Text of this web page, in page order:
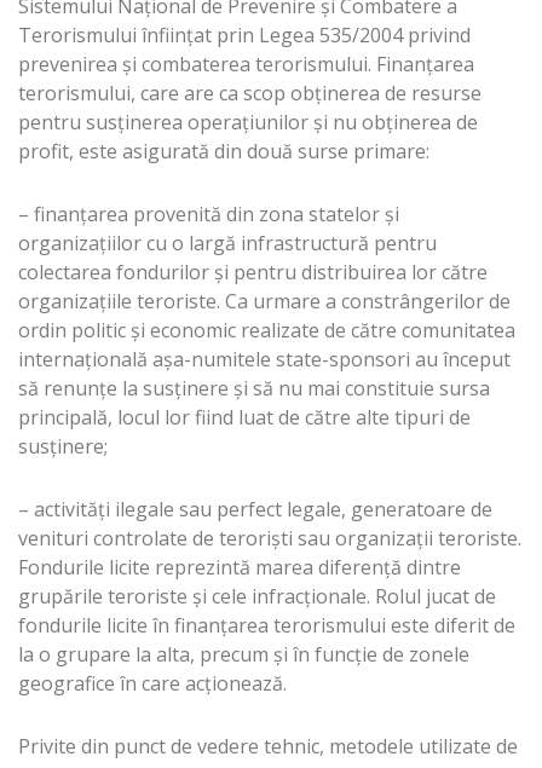
Sistemului Naţional de Prevenire şi Combatere a
Terorismului înfiinţat prin Legea 535/2004 privind
prevenirea şi combaterea terorismului. Finanţarea
terorismului, care are ca scop obţinerea de resurse
pentru susţinerea operaţiunilor şi nu obţinerea de
profit, este asigurată din două surse primare:
– finanţarea provenită din zona statelor şi
organizaţiilor cu o largă infrastructură pentru
colectarea fondurilor şi pentru distribuirea lor către
organizaţiile teroriste. Ca urmare a constrângerilor de
ordin politic şi economic realizate de către comunitatea
internaţională aşa-numitele state-sponsori au început
să renunţe la susţinere şi să nu mai constituie sursa
principală, locul lor fiind luat de către alte tipuri de
susţinere;
– activităţi ilegale sau perfect legale, generatoare de
venituri controlate de terorişti sau organizaţii teroriste.
Fondurile licite reprezintă marea diferenţă dintre
grupările teroriste şi cele infracţionale. Rolul jucat de
fondurile licite în finanţarea terorismului este diferit de
la o grupare la alta, precum şi în funcţie de zonele
geografice în care acţionează.
Privite din punct de vedere tehnic, metodele utilizate de